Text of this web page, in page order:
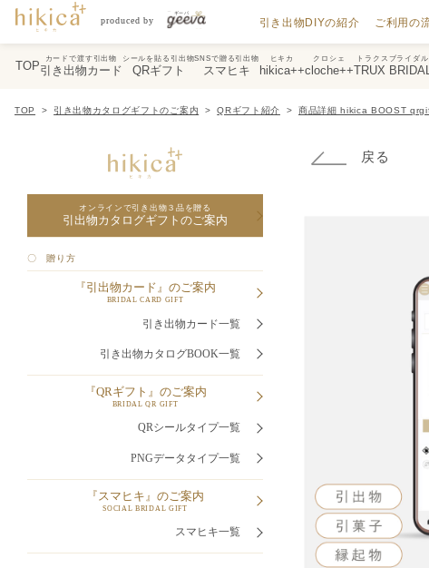
引き出物DIYの紹介 ご利用の
TOP
カードで渡す引出物
引き出物カード
シールを貼る引出物
QRギフト
SNSで贈る引出物
スマヒキ
ヒキカ
hikica++
クロシェ
cloche++
トラクスブライダル
TRUX
TOP 引き出物カタログギフトのご案内 QRギフト紹介 商品詳細 hikica BOOST
オンラインで引き出物３品を贈る
引出物カタログギフトのご案内
〇 贈り方
『引出物カード』のご案内
BRIDAL CARD GIFT
引き出物カード一覧
引き出物カタログBOOK一覧
『QRギフト』のご案内
BRIDAL QR GIFT
QRシールタイプ一覧
PNGデータタイプ一覧
『スマヒキ』のご案内
SOCIAL BRIDAL GIFT
スマヒキ一覧
戻る